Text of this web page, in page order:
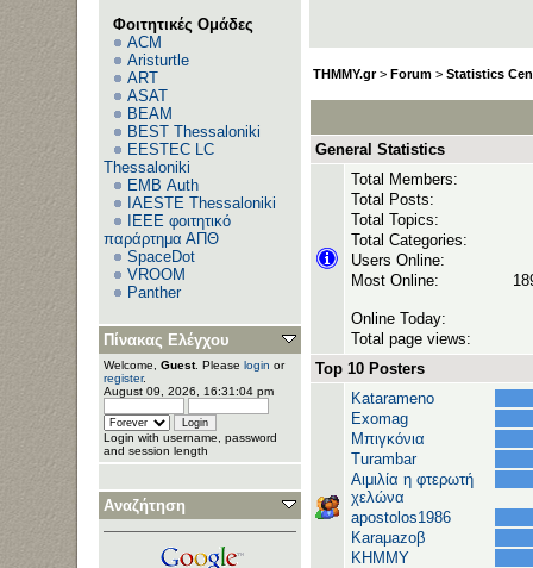
Φοιτητικές Ομάδες
ACM
Aristurtle
ART
ASAT
BEAM
BEST Thessaloniki
EESTEC LC
Thessaloniki
EΜΒ Auth
IAESTE Thessaloniki
IEEE φοιτητικό
παράρτημα ΑΠΘ
SpaceDot
VROOM
Panther
Πίνακας Ελέγχου
Welcome, Guest. Please login or
register.
August 09, 2026, 16:31:04 pm
Login with username, password
and session length
Αναζήτηση
THMMY.gr> Forum > Statistics
General Statistics
Total Members:
Total Posts:
Total Topics:
Total Categories:
Users Online:
Most Online:
Online Today:
Total page views:
Top 10 Posters
Katarameno
Exomag
Μπιγκόνια
Turambar
Αιμιλία η φτερωτή
χελώνα
apostolos1986
Karaμazoβ
ΚΗΜΜΥ